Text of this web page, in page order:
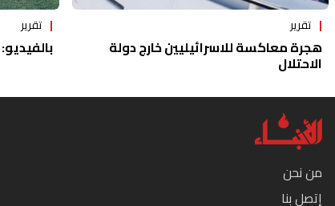
تقرير
هجرة معاكسة للاسرائيليين خارج دولة
الاحتلال
تقرير
من نحن
إتصل بنا